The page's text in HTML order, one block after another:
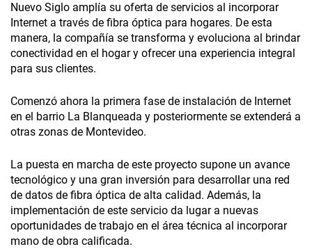
Nuevo Siglo amplía su oferta de servicios al incorporar
Internet a través de fibra óptica para hogares. De esta
manera, la compañía se transforma y evoluciona al brindar
conectividad en el hogar y ofrecer una experiencia integral
para sus clientes.
Comenzó ahora la primera fase de instalación de Internet
en el barrio La Blanqueada y posteriormente se extenderá a
otras zonas de Montevideo.
La puesta en marcha de este proyecto supone un avance
tecnológico y una gran inversión para desarrollar una red
de datos de fibra óptica de alta calidad. Además, la
implementación de este servicio da lugar a nuevas
oportunidades de trabajo en el área técnica al incorporar
mano de obra calificada.